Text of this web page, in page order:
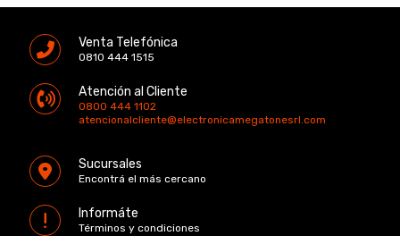
Venta Telefónica
0810 444 1515
Atención al Cliente
0800 444 1102
atencionalcliente@electronicamegatonesrl.com
Sucursales
Encontrá el más cercano
Informáte
Términos y condiciones